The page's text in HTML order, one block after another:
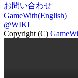
お問い合わせ
GameWith(English)
@WIKI
Copyright (C)